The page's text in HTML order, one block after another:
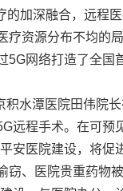
的加深融合，远程
疗资源分布不均的局
5G网络打造了全国
积水潭医院田伟院
远程手术。在可预
安医院建设，将促
窃、医院贵重药物